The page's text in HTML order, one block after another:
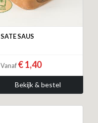
SATE SAUS
Vanaf € 1,40
Bekijk & bestel